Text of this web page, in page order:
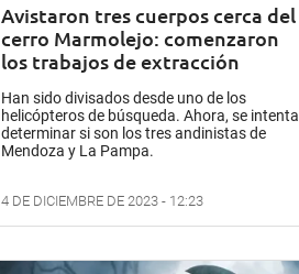
Avistaron tres cuerpos cerca del
cerro Marmolejo: comenzaron
los trabajos de extracción
Han sido divisados desde uno de los
helicópteros de búsqueda. Ahora, se intenta
determinar si son los tres andinistas de
Mendoza y La Pampa.
4 DE DICIEMBRE DE 2023 - 12:23